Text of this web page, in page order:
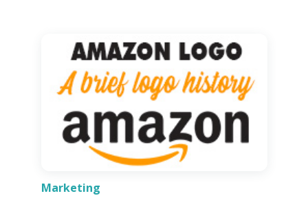
Marketing